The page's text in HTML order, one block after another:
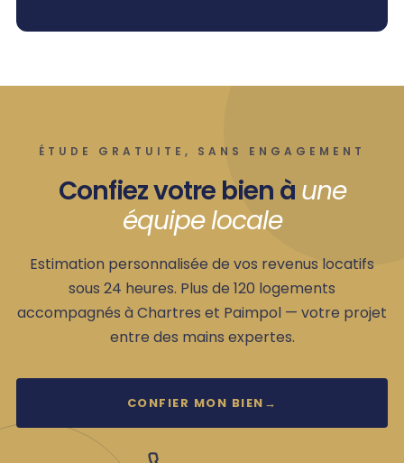
ÉTUDE GRATUITE, SANS ENGAGEMENT
Confiez votre bien à une
équipe locale
Estimation personnalisée de vos revenus locatifs
sous 24 heures. Plus de 120 logements
accompagnés à Chartres et Paimpol — votre projet
entre des mains expertes.
CONFIER MON BIEN →